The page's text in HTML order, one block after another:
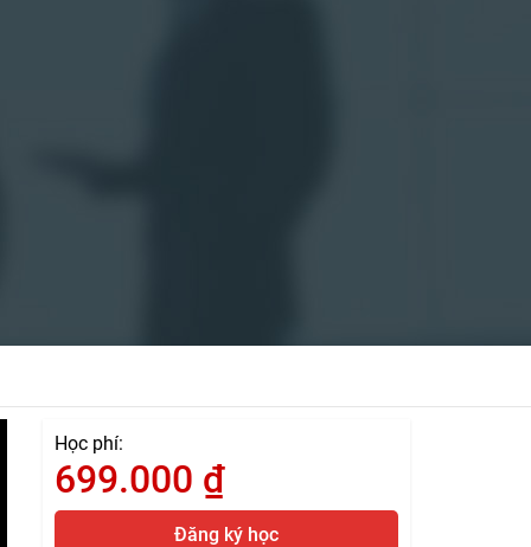
Học phí:
699.000 ₫
Đăng ký học